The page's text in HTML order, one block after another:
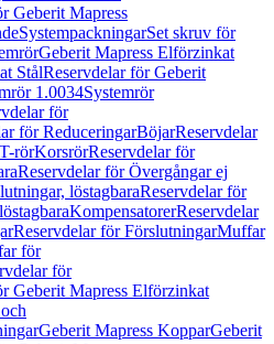
Geberit Mapress
SystempackningarSet skruv för
Geberit Mapress Elförzinkat
StålReservdelar för Geberit
1.0034Systemrör
för
för ReduceringarBöjarReservdelar
rörKorsrörReservdelar för
Reservdelar för Övergångar ej
löstagbaraReservdelar för
KompensatorerReservdelar
Reservdelar för FörslutningarMuffar
för
för
Geberit Mapress Elförzinkat
Geberit Mapress KopparGeberit